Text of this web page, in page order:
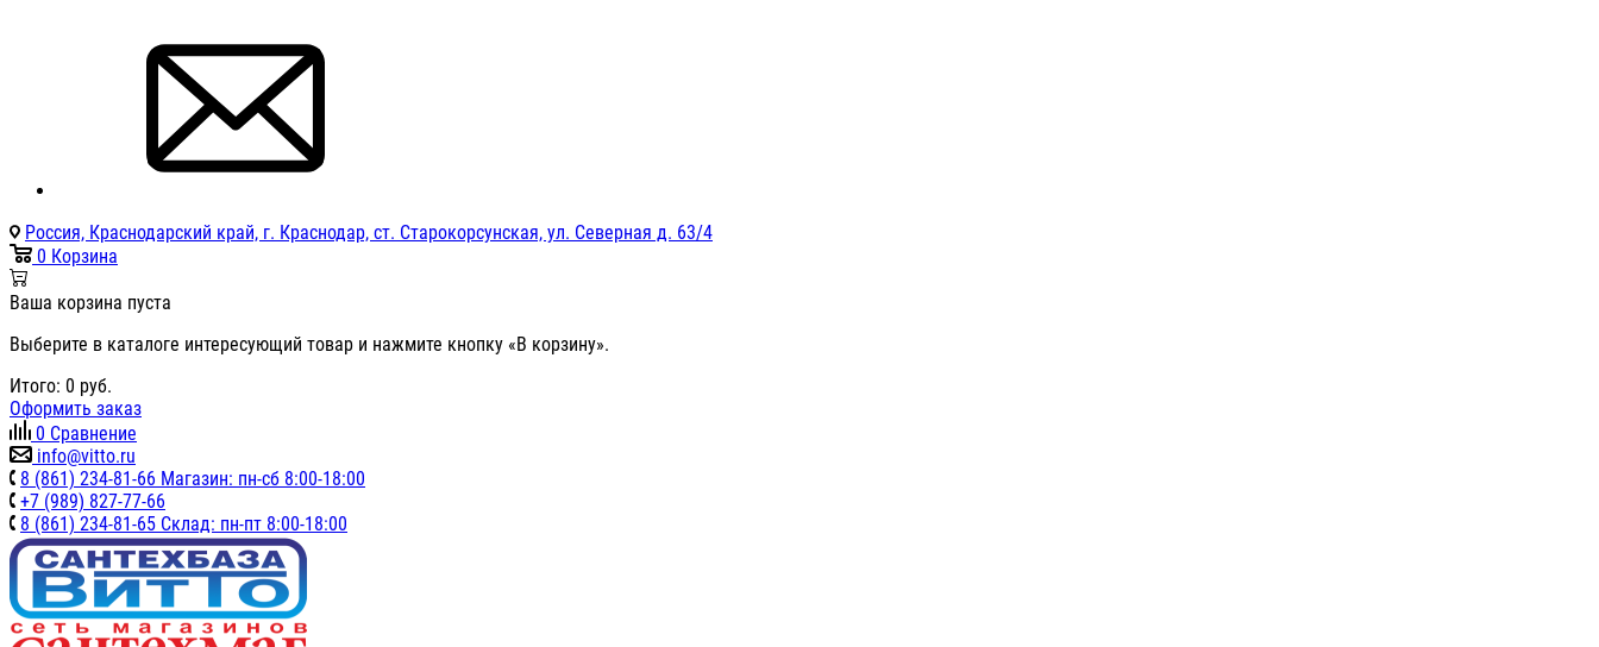
Россия, Краснодарский край, г. Краснодар, ст. Старокорсунская, ул. Северная д. 63/4
0 Корзина
Ваша корзина пуста
Выберите в каталоге интересующий товар и нажмите кнопку «В корзину».
Итого: 0 руб.
Оформить заказ
0 Сравнение
info@vitto.ru
8 (861) 234-81-66 Магазин: пн-сб 8:00-18:00
+7 (989) 827-77-66
8 (861) 234-81-65 Склад: пн-пт 8:00-18:00